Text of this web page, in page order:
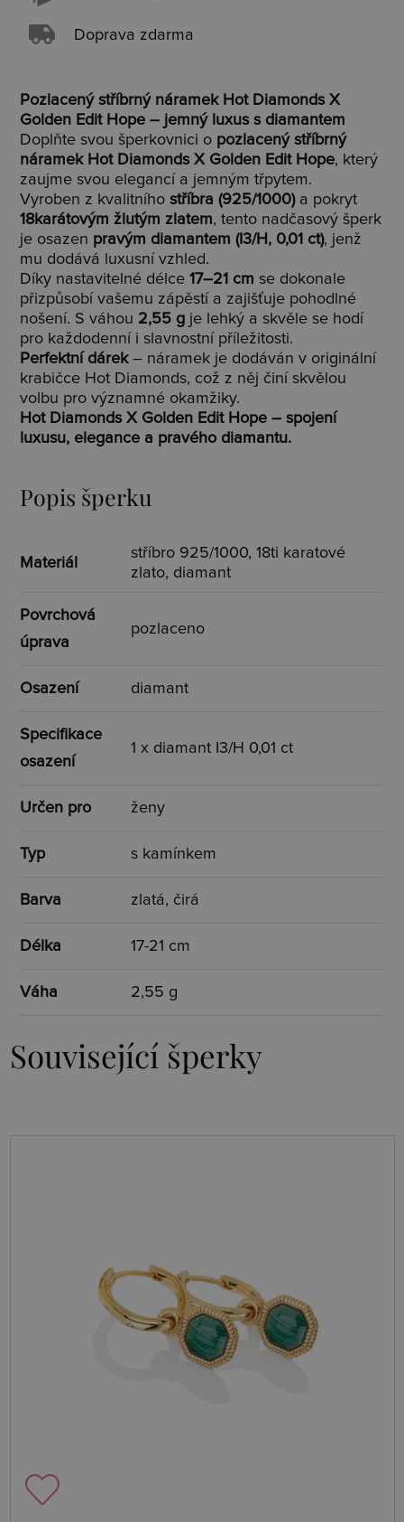
Doprava zdarma
Pozlacený stříbrný náramek Hot Diamonds X
Golden Edit Hope – jemný luxus s diamantem
Doplňte svou šperkovnici o pozlacený stříbrný
náramek Hot Diamonds X Golden Edit Hope, který
zaujme svou elegancí a jemným třpytem.
Vyroben z kvalitníhostříbra (925/1000)a pokryt
18karátovým žlutým zlatem, tento nadčasový šperk
je osazen pravým diamantem (I3/H, 0,01 ct), jenž
mu dodává luxusní vzhled.
Díky nastavitelné délce17–21 cm se dokonale
přizpůsobí vašemu zápěstí a zajišťuje pohodlné
nošení. S váhou 2,55 g je lehký a skvěle se hodí
pro každodenní i slavnostní příležitosti.
Perfektní dárek– náramek je dodáván v originální
krabičce Hot Diamonds, což z něj činí skvělou
volbu pro významné okamžiky.
Hot Diamonds X Golden Edit Hope – spojení
luxusu, elegance a pravého diamantu.
Popis šperku
Materiál
stříbro 925/1000, 18ti karatové
zlato, diamant
Povrchová
úprava
pozlaceno
Osazení diamant
Specifikace
osazení
1 x diamant I3/H 0,01 ct
Určen pro ženy
Typ s kamínkem
Barva zlatá, čirá
Délka 17-21 cm
Váha 2,55 g
Související šperky